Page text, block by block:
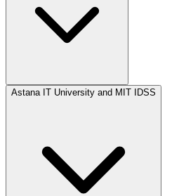
Astana IT University and MIT IDSS